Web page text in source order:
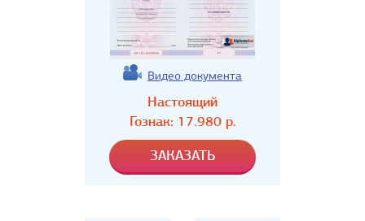
Видео документа
Настоящий
Гознак: 17.980р.